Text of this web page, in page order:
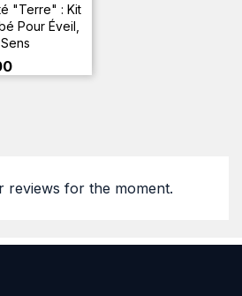
"Terre" : Kit
Pour Éveil,
reviews for the moment.